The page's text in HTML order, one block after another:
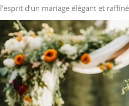
l’esprit d’un mariage élégant et